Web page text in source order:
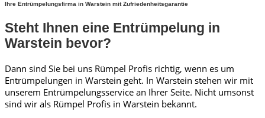
Ihre Entrümpelungsfirma in Warstein mit Zufriedenheitsgarantie
Steht Ihnen eine Entrümpelung in
Warstein bevor?
Dann sind Sie bei uns Rümpel Profis richtig, wenn es um
Entrümpelungen in Warstein geht. In Warstein stehen wir mit
unserem Entrümpelungsservice an Ihrer Seite. Nicht umsonst
sind wir als Rümpel Profis in Warstein bekannt.